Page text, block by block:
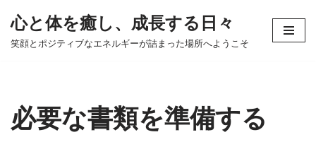
コ
ツ
へ
心と体を癒し、成長する日々
笑顔とポジティブなエネルギーが詰まった場所へようこそ
必要な書類を準備する